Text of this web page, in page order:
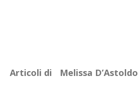
Articoli di Melissa D’Astoldo